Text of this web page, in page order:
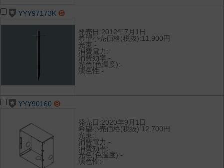
YYY97173K
発売日:2012年7月1日
希望小売価格(税抜):11,900円
光束:-
消費電力:-
消費効率:-
光色(色温度):-
演色性:-
YYY90160
発売日:2020年9月1日
希望小売価格(税抜):12,700円
光束:-
消費電力:-
消費効率:-
光色(色温度):-
演色性:-